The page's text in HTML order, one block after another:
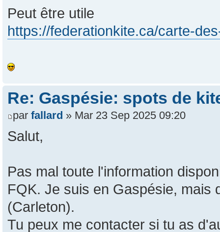
Peut être utile
https://federationkite.ca/carte-
Re: Gaspésie: spots de
par fallard » Mar 23 Sep 2025 09:20
Salut,
Pas mal toute l'information
FQK. Je suis en Gaspésie, mais
(Carleton).
Tu peux me contacter si tu as